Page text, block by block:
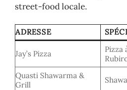
street-food locale.
ADRESSE
Jay’s Pizza
Pizza
Quasti Shawarma &
Grill